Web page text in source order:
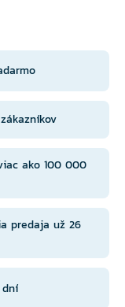
predaja už 26
ako 100 000